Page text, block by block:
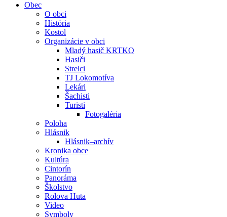
Obec
O obci
História
Kostol
Organizácie v obci
Mladý hasič KRTKO
Hasiči
Strelci
TJ Lokomotíva
Lekári
Šachisti
Turisti
Fotogaléria
Poloha
Hlásnik
Hlásnik–archív
Kronika obce
Kultúra
Cintorín
Panoráma
Školstvo
Rolova Huta
Video
Symboly